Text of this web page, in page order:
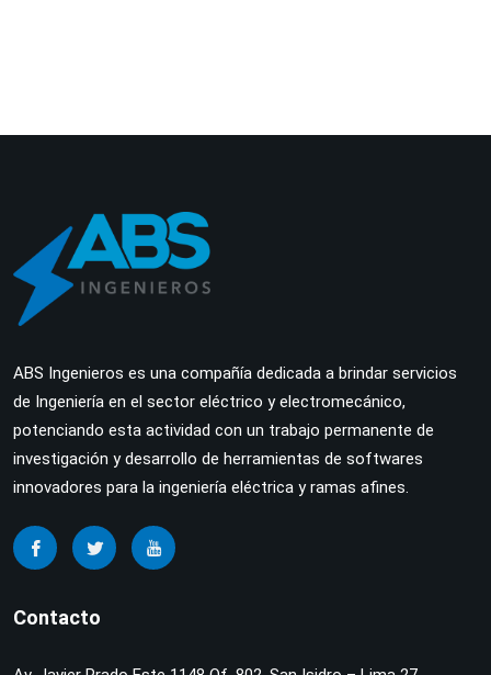
ABS Ingenieros es una compañía dedicada a brindar servicios
de Ingeniería en el sector eléctrico y electromecánico,
potenciando esta actividad con un trabajo permanente de
investigación y desarrollo de herramientas de softwares
innovadores para la ingeniería eléctrica y ramas afines.
Contacto